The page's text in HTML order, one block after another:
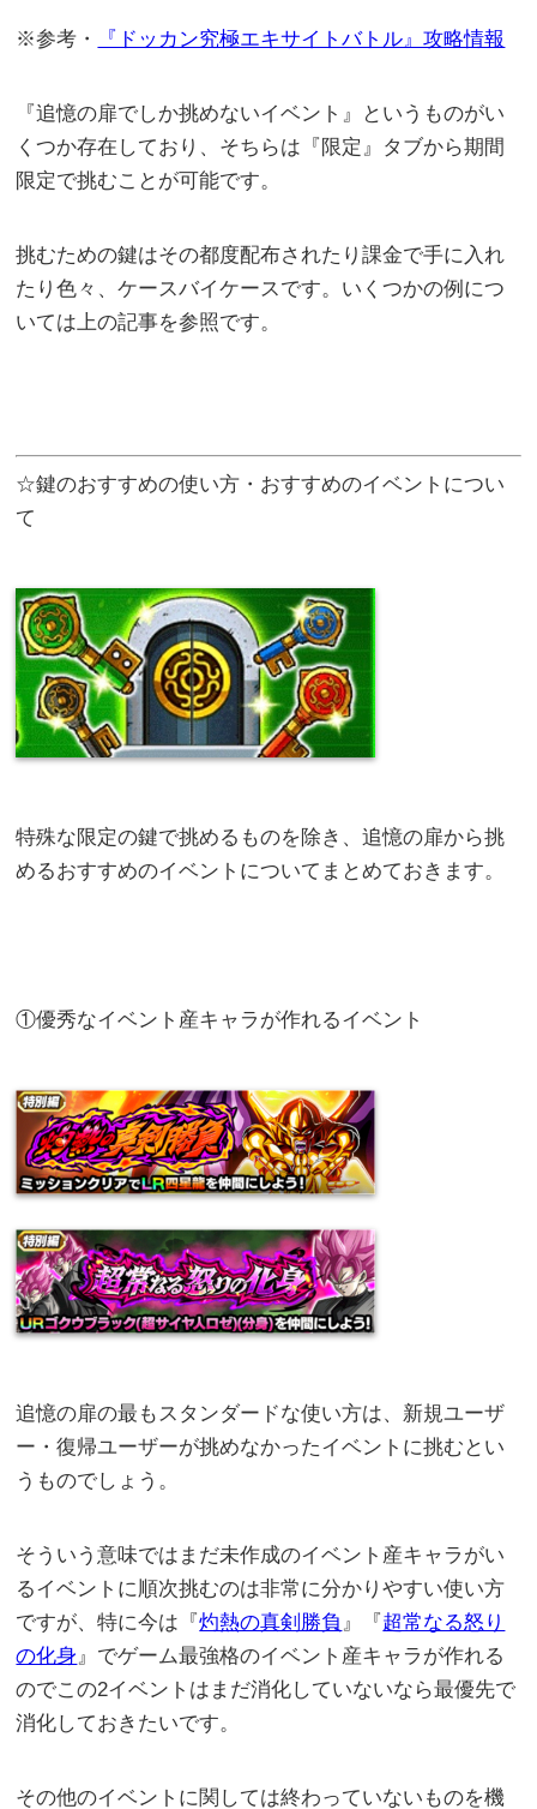
※参考・ 『ドッカン究極エキサイトバトル』攻略情報
『追憶の扉でしか挑めないイベント』というものがい
くつか存在しており、そちらは『限定』タブから期間
限定で挑むことが可能です。
挑むための鍵はその都度配布されたり課金で手に入れ
たり色々、ケースバイケースです。いくつかの例につ
いては上の記事を参照です。
☆鍵のおすすめの使い方・おすすめのイベントについ
て
特殊な限定の鍵で挑めるものを除き、追憶の扉から挑
めるおすすめのイベントについてまとめておきます。
①優秀なイベント産キャラが作れるイベント
追憶の扉の最もスタンダードな使い方は、新規ユーザ
ー・復帰ユーザーが挑めなかったイベントに挑むとい
うものでしょう。
そういう意味ではまだ未作成のイベント産キャラがい
るイベントに順次挑むのは非常に分かりやすい使い方
ですが、特に今は『灼熱の真剣勝負 』『超常なる怒り
の化身 』でゲーム最強格のイベント産キャラが作れる
のでこの2イベントはまだ消化していないなら最優先で
消化しておきたいです。
その他のイベントに関しては終わっていないものを機